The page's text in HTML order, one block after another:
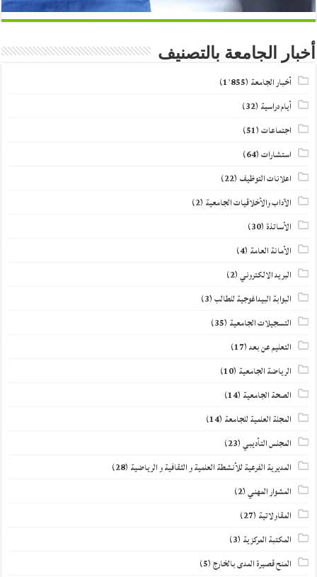
أخبار الجامعة بالتصنيف
أخبار الجامعة (1٬855)
أيام دراسية (32)
اجتماعات(51)
استشارات(64)
اعلانات التوظيف (22)
الآداب والأخلاقيات الجامعية (2)
الأساتذة(30)
الأمانة العامة (4)
البريد الالكتروني(2)
البوابة البيداغوجية للطالب(3)
التسجيلات الجامعية (35)
التعليم عن بعد(17)
الرياضة الجامعية (10)
الصحة الجامعية (14)
المجلة العلمية للجامعة (14)
المجلس التأديبي(23)
المديرية الفرعية للأنشطة العلمية و الثقافية و الرياضية (28)
المشوار المهني(2)
المقاولاتية (27)
المكتبة المركزية (3)
المنح قصيرة المدى بالخارج(5)